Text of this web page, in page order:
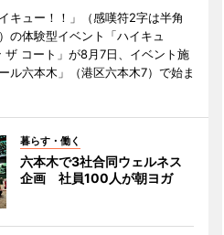
キュー！！」（感嘆符2字は半角
の体験型イベント「ハイキュ
ザ コート」が8月7日、イベント施
ル六本木」（港区六本木7）で始ま
暮らす・働く
六本木で3社合同ウェルネス
企画 社員100人が朝ヨガ